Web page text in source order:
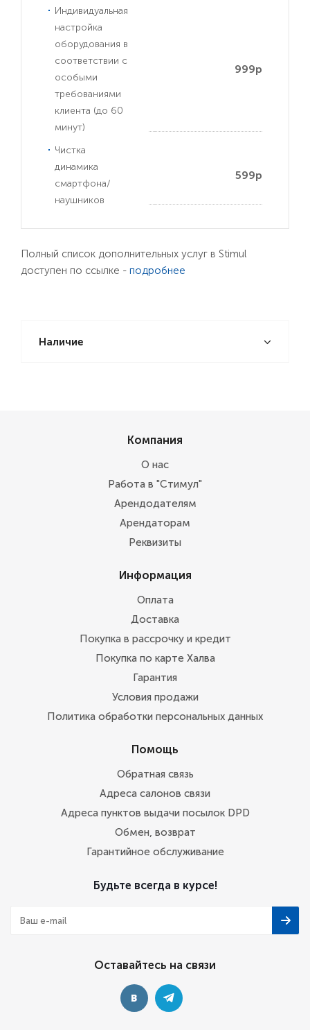
Индивидуальная
настройка
оборудования в
соответствии с
особыми
требованиями
клиента (до 60
минут)
999р
Чистка
динамика
смартфона/
наушников
599р
Полный список дополнительных услуг в Stimul
доступен по ссылке - подробнее
Наличие
Компания
О нас
Работа в "Стимул"
Арендодателям
Арендаторам
Реквизиты
Информация
Оплата
Доставка
Покупка в рассрочку и кредит
Покупка по карте Халва
Гарантия
Условия продажи
Политика обработки персональных данных
Помощь
Обратная связь
Адреса салонов связи
Адреса пунктов выдачи посылок DPD
Обмен, возврат
Гарантийное обслуживание
Будьте всегда в курсе!
Оставайтесь на связи